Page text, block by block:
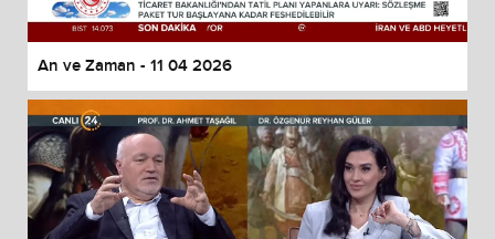
An ve Zaman - 11 04 2026